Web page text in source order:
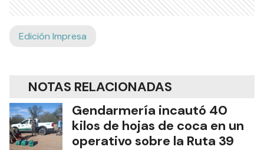
Edición Impresa
NOTAS RELACIONADAS
Gendarmería incautó 40
kilos de hojas de coca en un
operativo sobre la Ruta 39